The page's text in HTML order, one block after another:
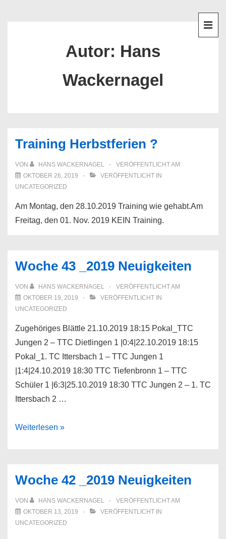
Autor: Hans
Wackernagel
Training Herbstferien ?
VON HANS WACKERNAGEL
VERÖFFENTLICHT AM
OKTOBER 26, 2019
VERÖFFENTLICHT IN
UNCATEGORIZED
Am Montag, den 28.10.2019 Training wie gehabt.Am
Freitag, den 01. Nov. 2019 KEIN Training.
Woche 43 _2019 Neuigkeiten
VON HANS WACKERNAGEL
VERÖFFENTLICHT AM
OKTOBER 19, 2019
VERÖFFENTLICHT IN
UNCATEGORIZED
Zugehöriges Blättle 21.10.2019 18:15 Pokal_TTC
Jungen 2 – TTC Dietlingen 1 |0:4|22.10.2019 18:15
Pokal_1. TC Ittersbach 1 – TTC Jungen 1
|1:4|24.10.2019 18:30 TTC Tiefenbronn 1 – TTC
Schüler 1 |6:3|25.10.2019 18:30 TTC Jungen 2 – 1. TC
Ittersbach 2 …
Woche
Weiterlesen »
Woche 42 _2019 Neuigkeiten
VON HANS WACKERNAGEL
VERÖFFENTLICHT AM
OKTOBER 13, 2019
VERÖFFENTLICHT IN
UNCATEGORIZED